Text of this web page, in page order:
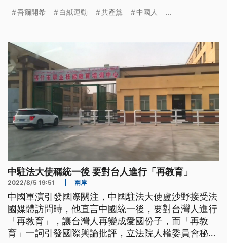
傳，年輕人更追求自由。
吾爾開希 白紙運動 共產黨 中國人 ...
中駐法大使稱統一後 要對台人進行「再教育」
2022/8/5 19:51 兩岸
中國軍演引發國際關注，中國駐法大使盧沙野接受法
國媒體訪問時，他直言中國統一後，要對台灣人進行
「再教育」，讓台灣人再變成愛國份子，而「再教
育」一詞引發國際輿論批評，立法院人權委員會秘書